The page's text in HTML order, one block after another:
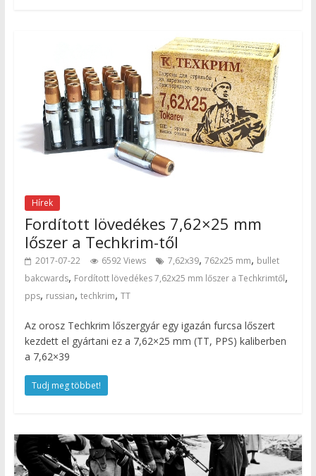
Hírek
Fordított lövedékes 7,62×25 mm
lőszer a Techkrim-től
2017-07-22 6592 Views 7,62x39, 762x25 mm, bullet
bakcwards, Fordított lövedékes 7,62x25 mm lőszer a Techkrimtől,
pps, russian, techkrim, TT
Az orosz Techkrim lőszergyár egy igazán furcsa lőszert
kezdett el gyártani ez a 7,62×25 mm (TT, PPS) kaliberben
a 7,62×39
Tudj meg többet!